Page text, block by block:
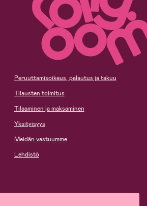
Peruuttamisoikeus, palautus ja takuu
Tilausten toimitus
Tilaaminen ja maksaminen
Yksityisyys
Meidän vastuumme
Lehdistö